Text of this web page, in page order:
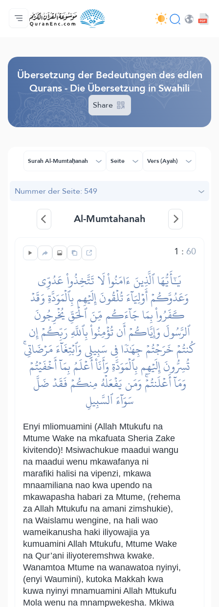
Hauptseite
Inhaltsverzeichnis der Übersetzungen
Audio
Service der Entwickler - API
Über das Projekt
Kontakt
Sprache
Übersetzung der Bedeutungen des edlen
Qurans - Die Übersetzung in Swahili
Share
Surah Al-Mumtaḥanah Seite Vers (Ayah)
Nummer der Seite: 549
Al-Mumtahanah
1 :60
يَٰٓأَيُّهَا ٱلَّذِينَ ءَامَنُواْ لَا تَتَّخِذُواْ عَدُوِّي
وَعَدُوَّكُمۡ أَوۡلِيَآءَ تُلۡقُونَ إِلَيۡهِم بِٱلۡمَوَدَّةِ وَقَدۡ
كَفَرُواْ بِمَا جَآءَكُم مِّنَ ٱلۡحَقِّ يُخۡرِجُونَ
ٱلرَّسُولَ وَإِيَّاكُمۡ أَن تُؤۡمِنُواْ بِٱللَّهِ رَبِّكُمۡ إِن
كُنتُمۡ خَرَجۡتُمۡ جِهَٰدٗا فِي سَبِيلِي وَٱبۡتِغَآءَ مَرۡضَاتِيۚ
تُسِرُّونَ إِلَيۡهِم بِٱلۡمَوَدَّةِ وَأَنَا۠ أَعۡلَمُ بِمَآ أَخۡفَيۡتُمۡ
وَمَآ أَعۡلَنتُمۡۚ وَمَن يَفۡعَلۡهُ مِنكُمۡ فَقَدۡ ضَلَّ
سَوَآءَ ٱلسَّبِيلِ
Enyi mliomuamini (Allah Mtukufu na
Mtume Wake na mkafuata Sheria Zake
kivitendo)! Msiwachukue maadui wangu
na maadui wenu mkawafanya ni
marafiki halisi na vipenzi, mkawa
mnaamiliana nao kwa upendo na
mkawapasha habari za Mtume, (rehema
za Allah Mtukufu na amani zimshukie),
na Waislamu wengine, na hali wao
wameikanusha haki iliyowajia ya
kumuamini Allah Mtukufu, Mtume Wake
na Qur’ani iliyoteremshwa kwake.
Wanamtoa Mtume na wanawatoa nyinyi,
(enyi Waumini), kutoka Makkah kwa
kuwa nyinyi mnamuamini Allah Mtukufu
Mola wenu na mnampwekesha. Mkiwa